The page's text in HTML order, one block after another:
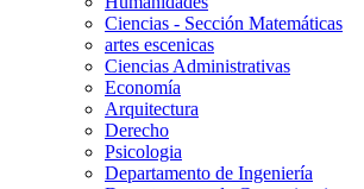
Ciencias - Sección Matemáticas
artes escenicas
Ciencias Administrativas
Economía
Arquitectura
Derecho
Psicologia
Departamento de Ingeniería